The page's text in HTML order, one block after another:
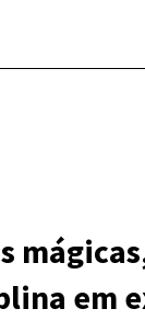
em